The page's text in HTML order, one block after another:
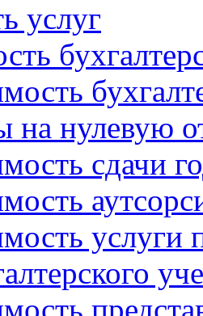
услуг
на нулевую
сдачи
услуги